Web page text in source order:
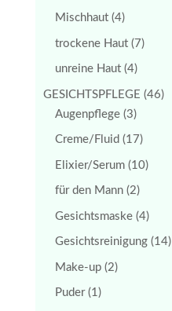
Mischhaut (4)
trockene Haut (7)
unreine Haut (4)
GESICHTSPFLEGE (46)
Augenpflege (3)
Creme/Fluid (17)
Elixier/Serum (10)
für den Mann (2)
Gesichtsmaske (4)
Gesichtsreinigung (14)
Make-up (2)
Puder (1)